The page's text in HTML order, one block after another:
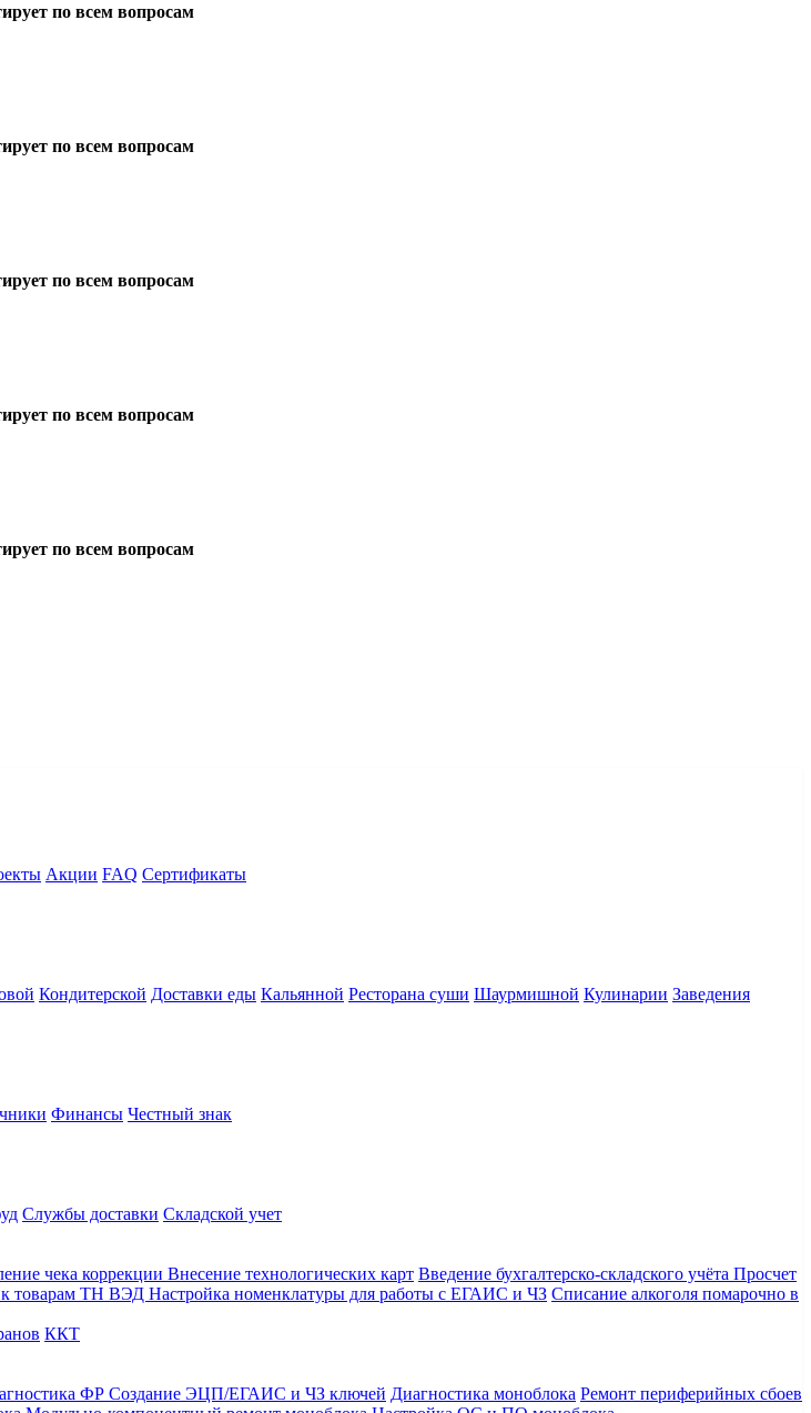
по всем вопросам
по всем вопросам
по всем вопросам
по всем вопросам
по всем вопросам
Акции FAQ Сертификаты
Кондитерской Доставки еды Кальянной Ресторана суши Шаурмишной Кулинарии Заведения
Финансы Честный знак
Службы доставки Складской учет
чека коррекции Внесение технологических карт Введение бухгалтерско-складского учёта Просчет
к товарам ТН ВЭД Настройка номенклатуры для работы с ЕГАИС и ЧЗ Списание алкоголя помарочно в
ККТ
ФР Создание ЭЦП/ЕГАИС и ЧЗ ключей Диагностика моноблока Ремонт периферийных сбоев